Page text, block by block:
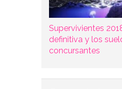
Supervivientes
definitiva y los
concursantes